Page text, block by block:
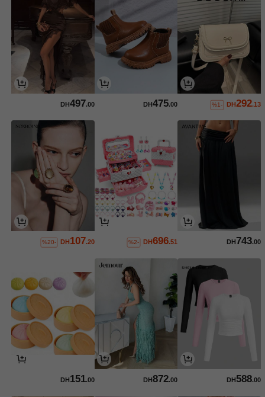
DH292.13
%1-
DH475.00
DH497.00
DH743.00
DH696.51
%2-
DH 107.20
%20-
DH588.00
DH872.00
DH151.00